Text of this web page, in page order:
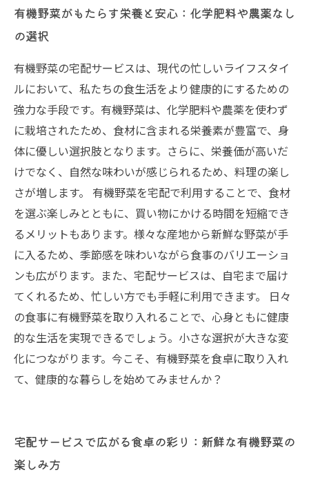
有機野菜がもたらす栄養と安心：化学肥料や農薬なし
の選択
有機野菜の宅配サービスは、現代の忙しいライフスタイ
ルにおいて、私たちの食生活をより健康的にするための
強力な手段です。有機野菜は、化学肥料や農薬を使わず
に栽培されたため、食材に含まれる栄養素が豊富で、身
体に優しい選択肢となります。さらに、栄養価が高いだ
けでなく、自然な味わいが感じられるため、料理の楽し
さが増します。 有機野菜を宅配で利用することで、食材
を選ぶ楽しみとともに、買い物にかける時間を短縮でき
るメリットもあります。様々な産地から新鮮な野菜が手
に入るため、季節感を味わいながら食事のバリエーショ
ンも広がります。また、宅配サービスは、自宅まで届け
てくれるため、忙しい方でも手軽に利用できます。 日々
の食事に有機野菜を取り入れることで、心身ともに健康
的な生活を実現できるでしょう。小さな選択が大きな変
化につながります。今こそ、有機野菜を食卓に取り入れ
て、健康的な暮らしを始めてみませんか？
宅配サービスで広がる食卓の彩り：新鮮な有機野菜の
楽しみ方